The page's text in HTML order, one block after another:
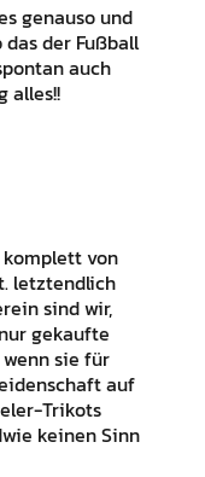
genauso und
der Fußball
auch
alles!!
von
letztendlich
sind wir,
gekaufte
sie für
auf
Trikots
keinen Sinn